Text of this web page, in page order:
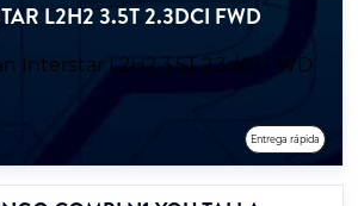
L2H2 3.5T 2.3DCI FWD
Entrega rápida